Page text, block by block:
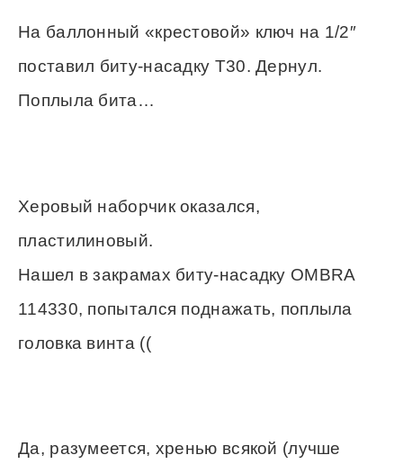
На баллонный «крестовой» ключ на 1/2″
поставил биту-насадку Т30. Дернул.
Поплыла бита…
Херовый наборчик оказался,
пластилиновый.
Нашел в закрамах биту-насадку OMBRA
114330, попытался поднажать, поплыла
головка винта ((
Да, разумеется, хренью всякой (лучше